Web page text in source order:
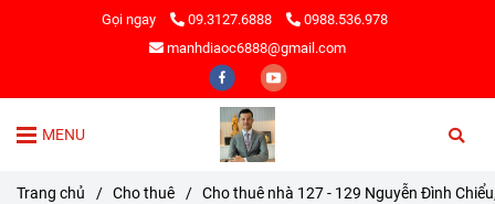
Gọi ngay 09.3127.6888
0988.536.978
manhdiaoc6888@gmail.com
MENU
Trang chủ / Cho thuê / Cho thuê nhà 127 - 129 Nguyễn Đình